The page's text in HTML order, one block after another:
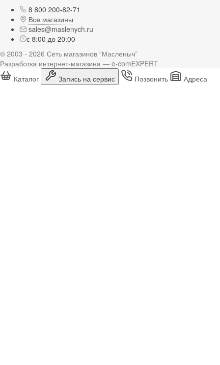
8 800 200-82-71
Все магазины
sales@maslenych.ru
с 8:00 до 20:00
© 2003 - 2026 Сеть магазинов “Масленыч”
Разработка интернет-магазина — e-comEXPERT
Каталог
Запись на сервис Позвонить Адреса